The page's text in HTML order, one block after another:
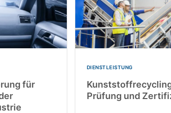
für
DIENSTLEISTUNG
Prüfung und